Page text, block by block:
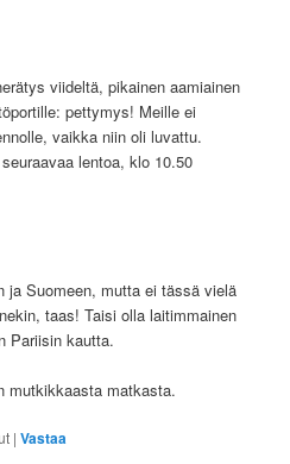
viideltä, pikainen aamiainen
pettymys! Meille ei
vaikka niin oli luvattu.
lentoa, klo 10.50
ja Suomeen, mutta ei tässä vielä
taas! Taisi olla laitimmainen
Pariisin kautta.
mutkikkaasta matkasta.
|Vastaa